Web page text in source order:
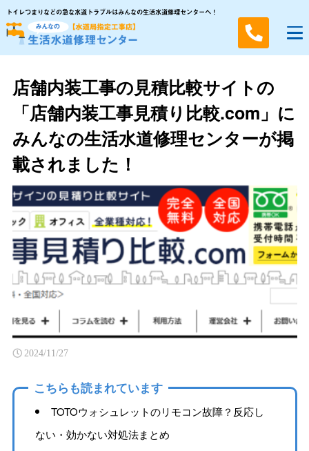
トイレつまりなどの急な水道トラブルはみんなの生活水道修理センターへ！
店舗内装工事の見積比較サイトの
「店舗内装工事見積り比較.com」に
みんなの生活水道修理センターが掲
載されました！
2024/11/27
こちらも読まれています
TOTOウォシュレットのリモコン故障？反応し
ない・効かない対処法まとめ